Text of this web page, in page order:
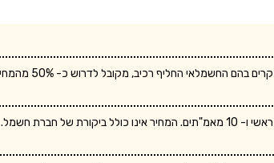
החליף רכיב, מקובל לדרוש כ- 50% מהמחיר המצויין למעלה.
חברת חשמל.